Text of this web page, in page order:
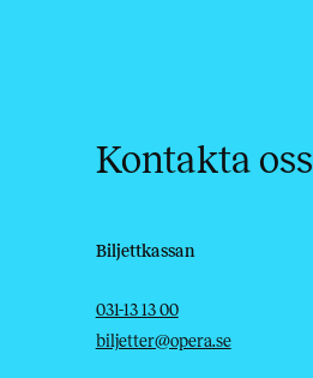
Kontakta oss
Biljettkassan
Telefon
031-13 13 00
E-post
biljetter@opera.se